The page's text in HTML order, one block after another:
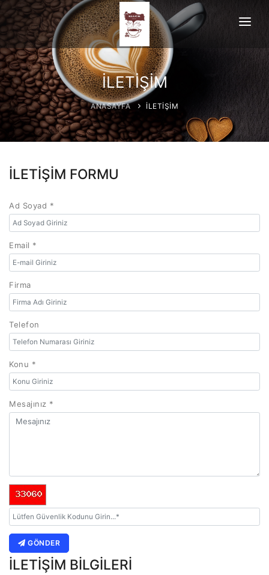
ANASAYFA
HAKKIMIZDA
ÜRÜNLERİMİZ
İLETİŞİM
İLETİŞİM
ANASAYFA İLETİŞİM
İLETİŞİM FORMU
Ad Soyad *
Email *
Firma
Telefon
Konu *
Mesajınız *
GÖNDER
İLETIŞIM BILGILERI